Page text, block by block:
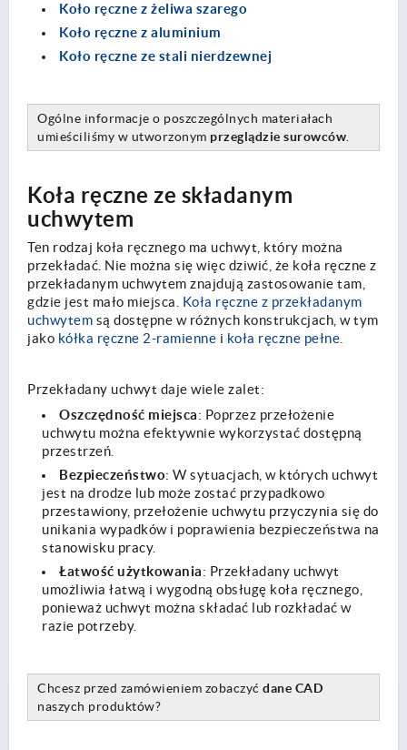
Koło ręczne z żeliwa szarego
Koło ręczne z aluminium
Koło ręczne ze stali nierdzewnej
Ogólne informacje o poszczególnych materiałach
umieściliśmy w utworzonym przeglądzie surowców.
Koła ręczne ze składanym
uchwytem
Ten rodzaj koła ręcznego ma uchwyt, który można
przekładać. Nie można się więc dziwić, że koła ręczne z
przekładanym uchwytem znajdują zastosowanie tam,
gdzie jest mało miejsca. Koła ręczne z przekładanym
uchwytem są dostępne w różnych konstrukcjach, w tym
jako kółka ręczne 2-ramienne i koła ręczne pełne.
Przekładany uchwyt daje wiele zalet:
Oszczędność miejsca: Poprzez przełożenie
uchwytu można efektywnie wykorzystać dostępną
przestrzeń.
Bezpieczeństwo: W sytuacjach, w których uchwyt
jest na drodze lub może zostać przypadkowo
przestawiony, przełożenie uchwytu przyczynia się do
unikania wypadków i poprawienia bezpieczeństwa na
stanowisku pracy.
Łatwość użytkowania: Przekładany uchwyt
umożliwia łatwą i wygodną obsługę koła ręcznego,
ponieważ uchwyt można składać lub rozkładać w
razie potrzeby.
Chcesz przed zamówieniem zobaczyć dane CAD
naszych produktów?